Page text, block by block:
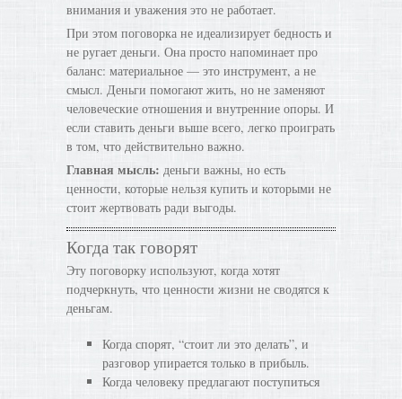
внимания и уважения это не работает.
При этом поговорка не идеализирует бедность и
не ругает деньги. Она просто напоминает про
баланс: материальное — это инструмент, а не
смысл. Деньги помогают жить, но не заменяют
человеческие отношения и внутренние опоры. И
если ставить деньги выше всего, легко проиграть
в том, что действительно важно.
Главная мысль: деньги важны, но есть
ценности, которые нельзя купить и которыми не
стоит жертвовать ради выгоды.
Когда так говорят
Эту поговорку используют, когда хотят
подчеркнуть, что ценности жизни не сводятся к
деньгам.
Когда спорят, “стоит ли это делать”, и
разговор упирается только в прибыль.
Когда человеку предлагают поступиться